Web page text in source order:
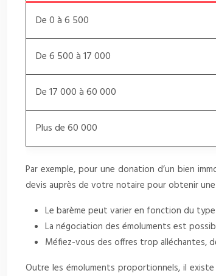
De 0 à 6 500
De 6 500 à 17 000
De 17 000 à 60 000
Plus de 60 000
Par exemple, pour une donation d’un bien
devis auprès de votre notaire pour obtenir
Le barème peut varier en fonction du
La négociation des émoluments est
Méfiez-vous des offres trop alléchantes,
Outre les émoluments proportionnels, il